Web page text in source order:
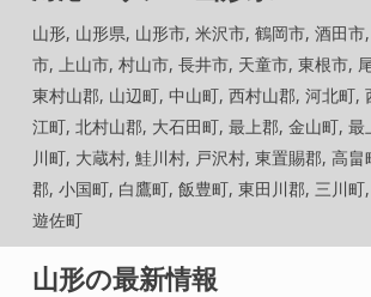
山形, 山形県, 山形市, 米沢市, 鶴岡市, 酒田
市, 上山市, 村山市, 長井市, 天童市, 東根市,
東村山郡, 山辺町, 中山町, 西村山郡, 河北町,
江町, 北村山郡, 大石田町, 最上郡, 金山町, 最
川町, 大蔵村, 鮭川村, 戸沢村, 東置賜郡, 高
郡, 小国町, 白鷹町, 飯豊町, 東田川郡, 三川町
遊佐町
山形の最新情報